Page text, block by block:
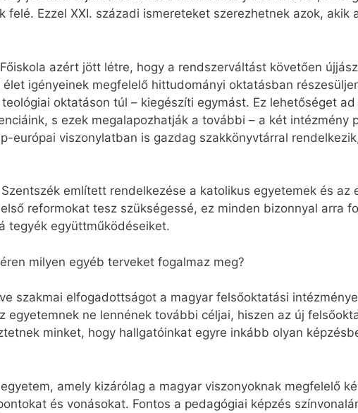
Ezzel XXI. századi ismereteket szerezhetnek azok, akik
azért jött létre, hogy a rendszerváltást követően
igényeinek megfelelő hittudományi oktatásban
oktatáson túl – kiegészíti egymást. Ez lehetőséget
s ezek megalapozhatják a további – a két
európai viszonylatban is gazdag szakkönyvtárral
említett rendelkezése a katolikus egyetemek és az
reformokat tesz szükségessé, ez minden bizonnyal arra
tegyék együttműködéseiket.
milyen egyéb terveket fogalmaz meg?
szakmai elfogadottságot a magyar felsőoktatási
egyetemnek ne lennének további céljai, hiszen az új
minket, hogy hallgatóinkat egyre inkább olyan
amely kizárólag a magyar viszonyoknak megfelelő
és vonásokat. Fontos a pedagógiai képzés